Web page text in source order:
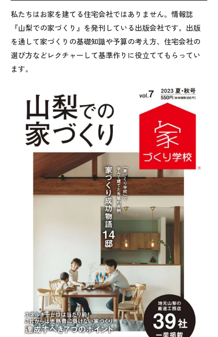
私たちはお家を建てる住宅会社ではありません。情報誌
『山梨での家づくり』を発刊している出版会社です。出版
を通して家づくりの基礎知識や予算の考え方、住宅会社の
選び方などレクチャーして基準作りに役立ててもらってい
ます。